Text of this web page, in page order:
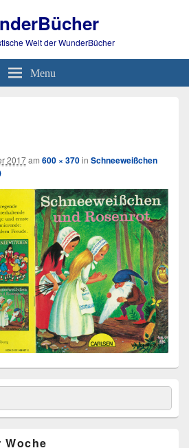
Welt der WunderBücher
Menu
2017am 600 × 370in Schneeweißchen